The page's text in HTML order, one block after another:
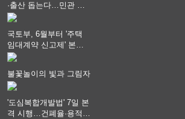
·출산 돕는다…민관 협
력체계 구축
국토부, 6월부터 '주택
임대계약 신고제' 본격
시행…실거래가 투명화
불꽃놀이의 빛과 그림자
'도심복합개발법' 7일 본
격 시행…건폐율·용적률